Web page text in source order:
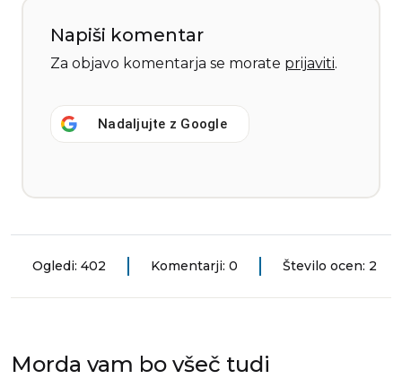
Napiši komentar
Za objavo komentarja se morate prijaviti.
Nadaljujte z Google
Ogledi: 402 Komentarji: 0 Število ocen: 2
Morda vam bo všeč tudi